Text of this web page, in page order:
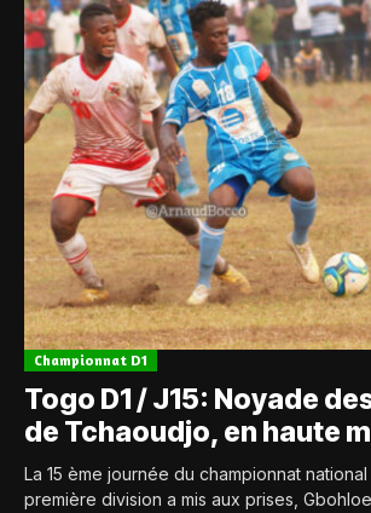
Championnat D1
Togo D1 / J15: Noyade
de Tchaoudjo, en haute
La 15 ème journée du championnat
première division a mis aux prises,